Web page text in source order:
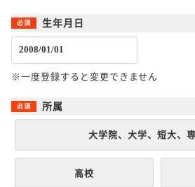
生年月日
※一度登録すると変更できません
所属
大学院、大学、短大、
高校